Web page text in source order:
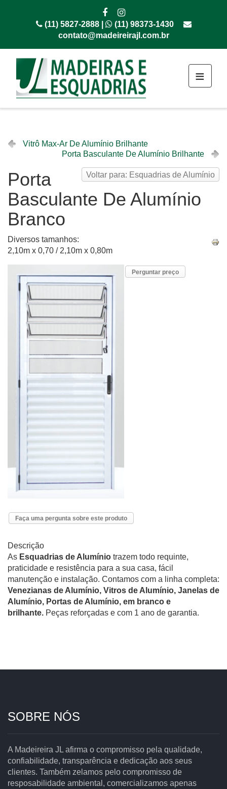
(11) 5827-2888 |
(11) 98373-1430
contato@madeireirajl.com.br
≡
Vitrô Max-Ar De Alumínio Brilhante
Porta Basculante De Alumínio Brilhante
Voltar para: Esquadrias de Alumínio
Porta
Basculante De Alumínio
Branco
Diversos tamanhos:
2,10m x 0,70 / 2,10m x 0,80m
Perguntar preço
Faça uma pergunta sobre este produto
Descrição
As Esquadrias de Alumínio trazem todo requinte,
praticidade e resistência para a sua casa, fácil
manutenção e instalação. Contamos com a linha completa:
Venezianas de Alumínio, Vitros de Alumínio, Janelas de
Alumínio, Portas de Alumínio, em branco e
brilhante. Peças reforçadas e com 1 ano de garantia.
SOBRE NÓS
A Madeireira JL afirma o compromisso pela qualidade,
confiabilidade, transparência e dedicação aos seus
clientes. Também zelamos pelo compromisso de
resposabilidade ambiental, comercializamos apenas